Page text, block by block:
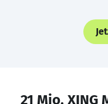
21 Mio. XING